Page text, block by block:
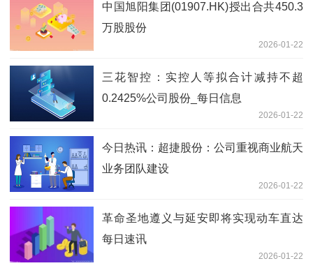
中国旭阳集团(01907.HK)授出合共450.3
万股股份
2026-01-22
三花智控：实控人等拟合计减持不超
0.2425%公司股份_每日信息
2026-01-22
今日热讯：超捷股份：公司重视商业航天
业务团队建设
2026-01-22
革命圣地遵义与延安即将实现动车直达
每日速讯
2026-01-22